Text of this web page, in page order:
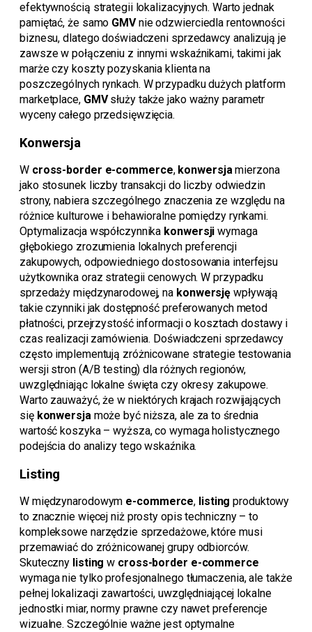
efektywnością strategii lokalizacyjnych. Warto jednak
pamiętać, że samo GMVnie odzwierciedla rentowności
biznesu, dlatego doświadczeni sprzedawcy analizują je
zawsze w połączeniu z innymi wskaźnikami, takimi jak
marże czy koszty pozyskania klienta na
poszczególnych rynkach. W przypadku dużych platform
marketplace, GMVsłuży także jako ważny parametr
wyceny całego przedsięwzięcia.
Konwersja
W cross-border e-commerce, konwersjamierzona
jako stosunek liczby transakcji do liczby odwiedzin
strony, nabiera szczególnego znaczenia ze względu na
różnice kulturowe i behawioralne pomiędzy rynkami.
Optymalizacja współczynnika konwersji wymaga
głębokiego zrozumienia lokalnych preferencji
zakupowych, odpowiedniego dostosowania interfejsu
użytkownika oraz strategii cenowych. W przypadku
sprzedaży międzynarodowej, na konwersję wpływają
takie czynniki jak dostępność preferowanych metod
płatności, przejrzystość informacji o kosztach dostawy i
czas realizacji zamówienia. Doświadczeni sprzedawcy
często implementują zróżnicowane strategie testowania
wersji stron (A/B testing) dla różnych regionów,
uwzględniając lokalne święta czy okresy zakupowe.
Warto zauważyć, że w niektórych krajach rozwijających
się konwersjamoże być niższa, ale za to średnia
wartość koszyka – wyższa, co wymaga holistycznego
podejścia do analizy tego wskaźnika.
Listing
W międzynarodowym e-commerce, listing produktowy
to znacznie więcej niż prosty opis techniczny – to
kompleksowe narzędzie sprzedażowe, które musi
przemawiać do zróżnicowanej grupy odbiorców.
Skuteczny listing w cross-border e-commerce
wymaga nie tylko profesjonalnego tłumaczenia, ale także
pełnej lokalizacji zawartości, uwzględniającej lokalne
jednostki miar, normy prawne czy nawet preferencje
wizualne. Szczególnie ważne jest optymalne